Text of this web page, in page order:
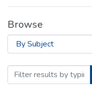
Browse
Browsing